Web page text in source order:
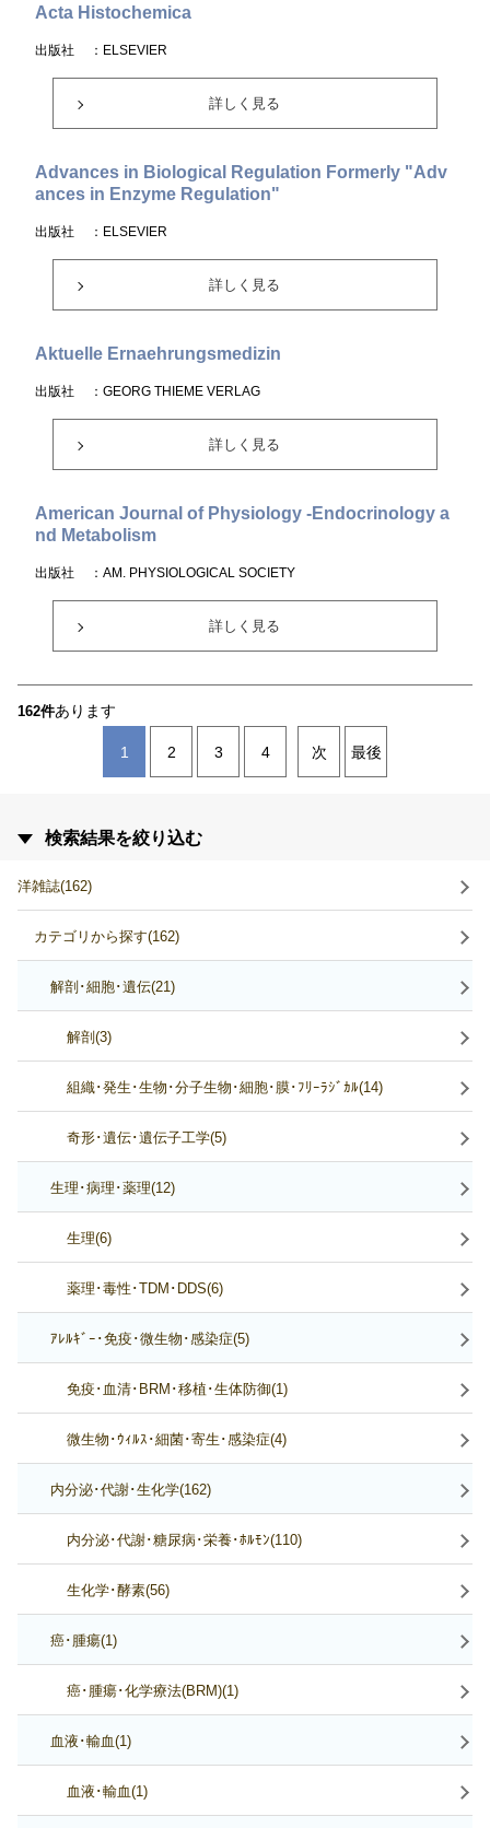
Acta Histochemica
出版社 ：ELSEVIER
詳しく見る
Advances in Biological Regulation Formerly "Adv
ances in Enzyme Regulation"
出版社 ：ELSEVIER
詳しく見る
Aktuelle Ernaehrungsmedizin
出版社 ：GEORG THIEME VERLAG
詳しく見る
American Journal of Physiology -Endocrinology a
nd Metabolism
出版社 ：AM. PHYSIOLOGICAL SOCIETY
詳しく見る
162件あります
1 2 3 4 次 最後
検索結果を絞り込む
洋雑誌(162)
カテゴリから探す(162)
解剖･細胞･遺伝(21)
解剖(3)
組織･発生･生物･分子生物･細胞･膜･ﾌﾘｰﾗｼﾞｶﾙ(14)
奇形･遺伝･遺伝子工学(5)
生理･病理･薬理(12)
生理(6)
薬理･毒性･TDM･DDS(6)
ｱﾚﾙｷﾞｰ･免疫･微生物･感染症(5)
免疫･血清･BRM･移植･生体防御(1)
微生物･ｳｨﾙｽ･細菌･寄生･感染症(4)
内分泌･代謝･生化学(162)
内分泌･代謝･糖尿病･栄養･ﾎﾙﾓﾝ(110)
生化学･酵素(56)
癌･腫瘍(1)
癌･腫瘍･化学療法(BRM)(1)
血液･輸血(1)
血液･輸血(1)